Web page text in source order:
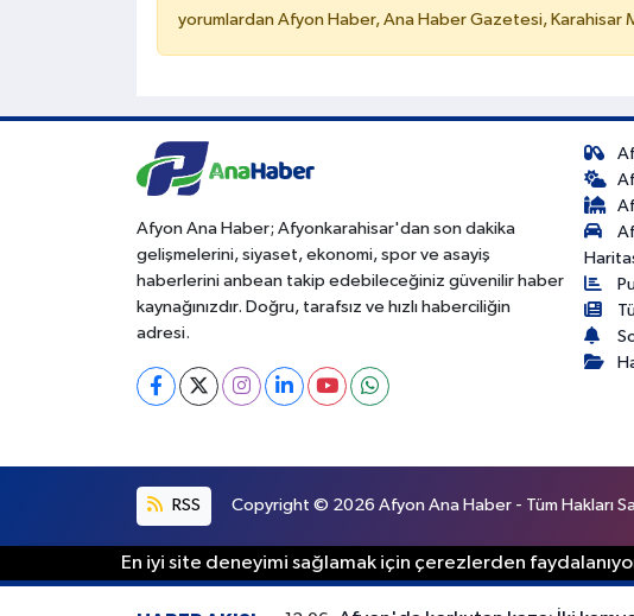
yorumlardan Afyon Haber, Ana Haber Gazetesi, Karahisar
Afyon Ana Haber; Afyonkarahisar'dan son dakika
gelişmelerini, siyaset, ekonomi, spor ve asayiş
haberlerini anbean takip edebileceğiniz güvenilir haber
kaynağınızdır. Doğru, tarafsız ve hızlı haberciliğin
adresi.
RSS Copyright © 2026 Afyon Ana Haber - Tüm Hakları
En iyi site deneyimi sağlamak için çerezlerden